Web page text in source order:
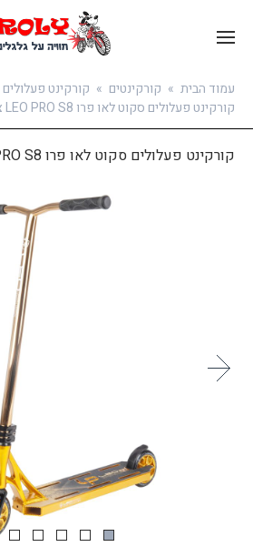
בואו להירשם
עמוד הבית » קורקינטים » קורקינט פעלולים
קורקינט פעלולים סקוט לאו פרו LEO PRO S8 צבע זהב
קורקינט פעלולים סקוט לאו פרו LEO PRO S8 צבע זהב